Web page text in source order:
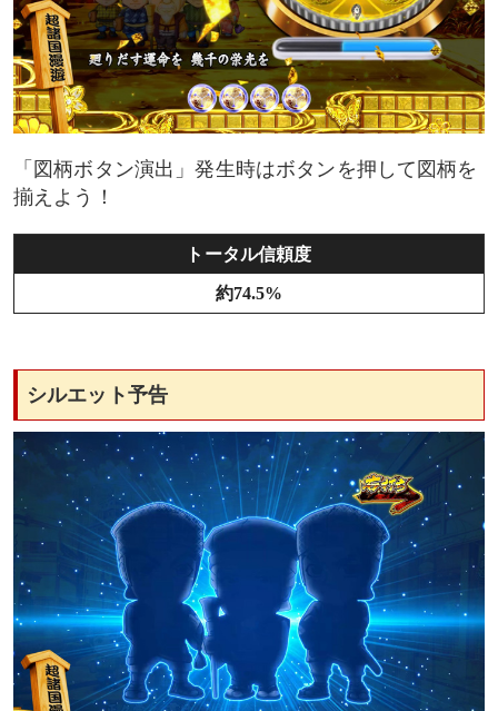
「図柄ボタン演出」発生時はボタンを押して図柄を
揃えよう！
トータル信頼度
約74.5%
シルエット予告